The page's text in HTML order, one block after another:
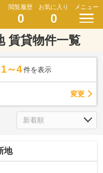
閲覧履歴
0
お気に入り
0
メニュー
賃貸物件一覧
1～4 件を表示
変更
地